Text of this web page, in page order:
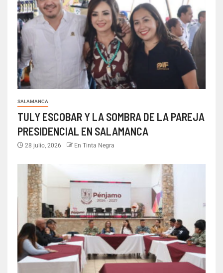
SALAMANCA
TULY ESCOBAR Y LA SOMBRA DE LA PAREJA
PRESIDENCIAL EN SALAMANCA
28 julio, 2026 En Tinta Negra